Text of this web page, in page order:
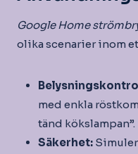
Google Home
olika scenarier inom
med enkla
tänd kökslampan”.
Säkerhet: